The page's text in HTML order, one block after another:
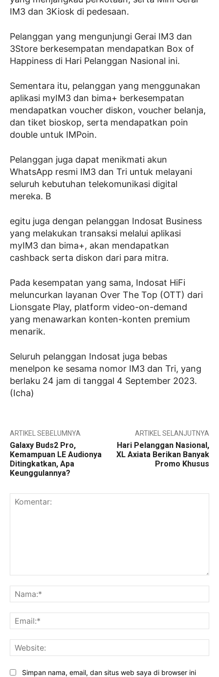
IM3 dan 3Kiosk di pedesaan.
Pelanggan yang mengunjungi Gerai IM3 dan
3Store berkesempatan mendapatkan Box of
Happiness di Hari Pelanggan Nasional ini.
Sementara itu, pelanggan yang menggunakan
aplikasi myIM3 dan bima+ berkesempatan
mendapatkan voucher diskon, voucher belanja,
dan tiket bioskop, serta mendapatkan poin
double untuk IMPoin.
Pelanggan juga dapat menikmati akun
WhatsApp resmi IM3 dan Tri untuk melayani
seluruh kebutuhan telekomunikasi digital
mereka. B
egitu juga dengan pelanggan Indosat Business
yang melakukan transaksi melalui aplikasi
myIM3 dan bima+, akan mendapatkan
cashback serta diskon dari para mitra.
Pada kesempatan yang sama, Indosat HiFi
meluncurkan layanan Over The Top (OTT) dari
Lionsgate Play, platform video-on-demand
yang menawarkan konten-konten premium
menarik.
Seluruh pelanggan Indosat juga bebas
menelpon ke sesama nomor IM3 dan Tri, yang
berlaku 24 jam di tanggal 4 September 2023.
(Icha)
ARTIKEL SEBELUMNYA
Galaxy Buds2 Pro,
Kemampuan LE Audionya
Ditingkatkan, Apa
Keunggulannya?
ARTIKEL SELANJUTNYA
Hari Pelanggan Nasional,
XL Axiata Berikan Banyak
Promo Khusus
Simpan nama, email, dan situs web saya di browser ini